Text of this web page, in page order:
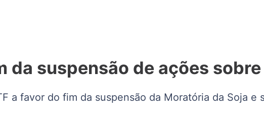
da suspensão de ações
a favor do fim da suspensão da Moratória da Soja e